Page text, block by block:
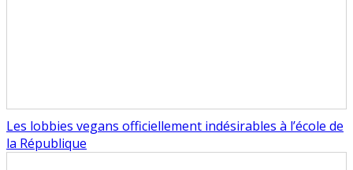
Les lobbies vegans officiellement indésirables à l’école de
la République